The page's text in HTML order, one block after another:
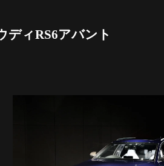
ィRS6アバント